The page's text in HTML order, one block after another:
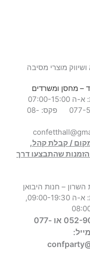
ושיווק מוצרי מסיבה
– מחסן ומשרדים
15:00
פקס: 08-
/ קבלת קהל,
שהתבצעו דרך
שעות פעילות: א-ה 09:00-19:30,
טל': 052-9041671 או 077-
מייל:
confparty